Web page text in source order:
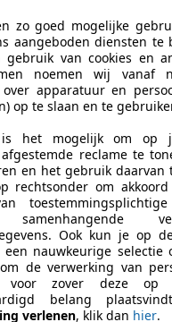
zo goed mogelijke
aangeboden diensten te
gebruik van cookies en
noemen wij vanaf
apparatuur en
op te slaan en te
is het mogelijk om op
reclame te
en het gebruik daarvan
rechtsonder om
samenhangende
Ook kun je op
een nauwkeurige selectie
de verwerking van
voor zover deze op
belang
verlenen, klik dan hier.